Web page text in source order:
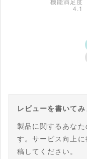
レビューを書いてみ
製品に関するあな
す。サービス向上
稿してください。